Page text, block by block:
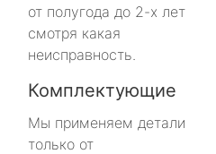
от полугода до 2-х лет
смотря какая
неисправность.
Комплектующие
Мы применяем детали
только от